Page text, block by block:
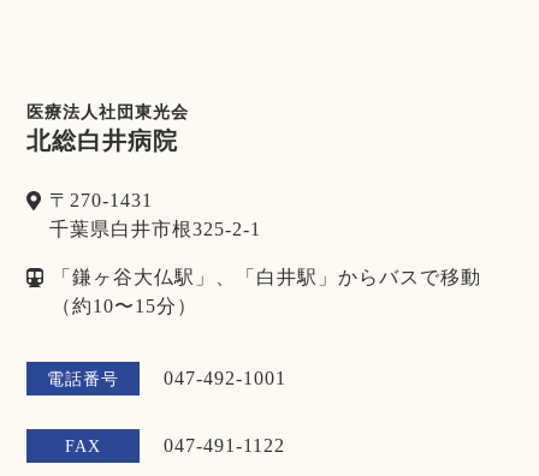
医療法人社団東光会
北総白井病院
〒270-1431
千葉県白井市根325-2-1
「鎌ヶ谷大仏駅」、「白井駅」からバスで移動
（約10〜15分）
電話番号 047-492-1001
FAX 047-491-1122